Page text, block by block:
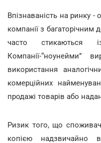
Впізнаваність на ринку -
компанії з багаторічним
часто
Компанії-“ноунейми”
використання
комерційних
продажі товарів або
Ризик того, що
копією надзвичайно